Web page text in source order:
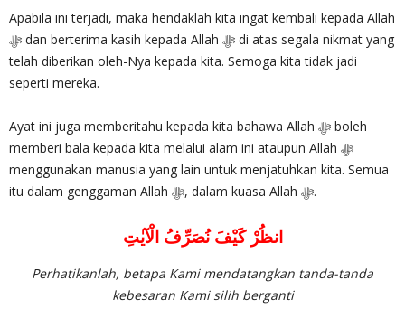
Apabila ini terjadi, maka hendaklah kita ingat kembali kepada Allah
telah diberikan oleh-Nya kepada kita. Semoga kita tidak jadi
seperti mereka.
Ayat ini juga memberitahu kepada kita bahawa Allah ‎ﷻ boleh
memberi bala kepada kita melalui alam ini ataupun Allah ‎ﷻ
menggunakan manusia yang lain untuk menjatuhkan kita. Semua
itu dalam genggaman Allah ‎ﷻ, dalam kuasa Allah ‎ﷻ.
انظُرْ كَيْفَ نُصَرِّفُ الْآيٰتِ
Perhatikanlah, betapa Kami mendatangkan tanda-tanda
kebesaran Kami silih berganti